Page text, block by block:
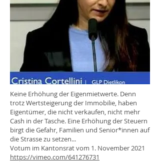
Keine Erhöhung der Eigenmietwerte. Denn
trotz Wertsteigerung der Immobilie, haben
Eigentümer, die nicht verkaufen, nicht mehr
Cash in der Tasche. Eine Erhöhung der Steuern
birgt die Gefahr, Familien und Senior*innen auf
die Strasse zu setzen...
Votum im Kantonsrat vom 1. November 2021
https://vimeo.com/641276731